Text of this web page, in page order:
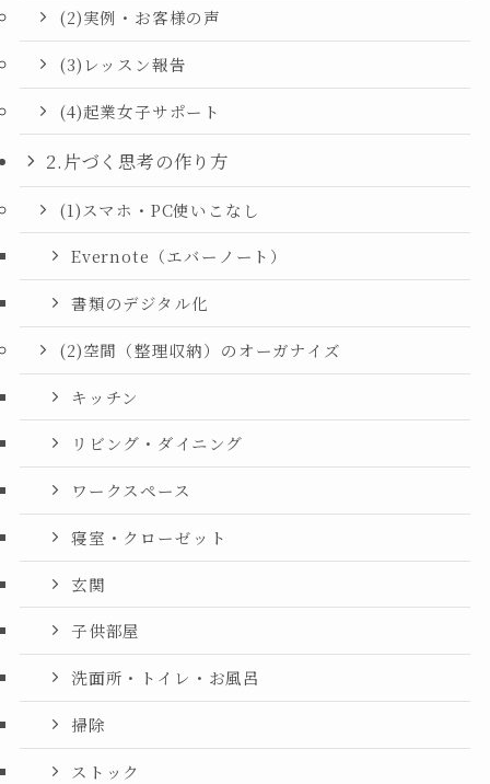
(2)実例・お客様の声
(3)レッスン報告
(4)起業女子サポート
2.片づく思考の作り方
(1)スマホ・PC使いこなし
Evernote（エバーノート）
書類のデジタル化
(2)空間（整理収納）のオーガナイズ
キッチン
リビング・ダイニング
ワークスペース
寝室・クローゼット
玄関
子供部屋
洗面所・トイレ・お風呂
掃除
ストック